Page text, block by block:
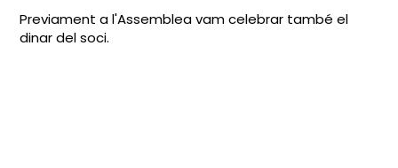
Previament a l'Assemblea vam celebrar també el
dinar del soci.